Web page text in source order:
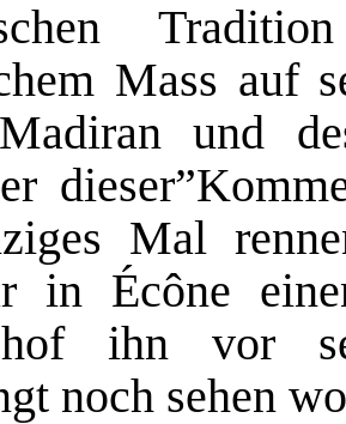
Mass auf
und
Mal
in Écône
ihn vor
noch sehen